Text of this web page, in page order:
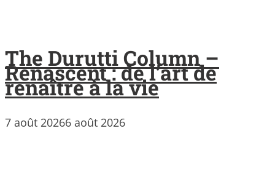
The Durutti Column –
Renascent : de l’art de
renaître à la vie
7 août 20266 août 2026